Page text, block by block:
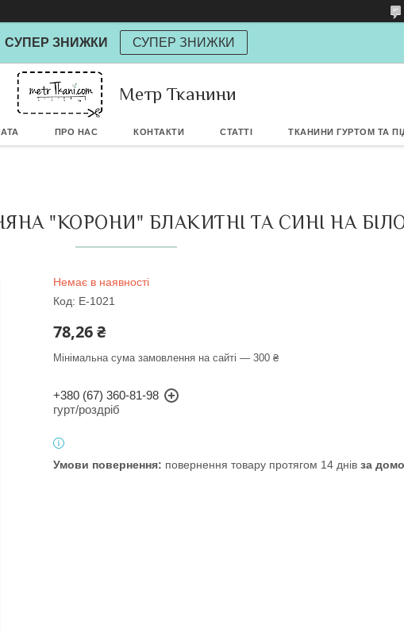
Дозвольте
СУПЕР ЗНИЖКИ СУПЕР ЗНИЖКИ
Метр Тканини
ПРО НАС КОНТАКТИ СТАТТІ ТКАНИНИ ГУРТОМ ТА
"КОРОНИ" БЛАКИТНІ ТА СИНІ НА
Немає в наявності
Код: Е-1021
78,26 ₴
Мінімальна сума замовлення на сайті — 300 ₴
+380 (67) 360-81-98
гурт/роздріб
повернення товару протягом 14 днів за